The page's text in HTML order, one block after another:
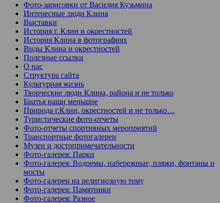
Фото-зарисовки от Василия Кузьмина
Интересные люди Клина
Выставки
История г. Клин и окрестностей
История Клина в фотографиях
Виды Клина и окрестностей
Полезные ссылки
О нас
Структура сайта
Культурная жизнь
Творческие люди Клина, района и не только
Братья наши меньшие
Природа г.Клин, окрестностей и не только…
Туристические фото-отчеты
Фото-отчеты спортивных мероприятий
Транспортные фотогалереи
Музеи и достопримечательности
Фото-галерея: Парки
Фото-галерея: Водоемы, набережные, пляжи, фонтаны и
мосты
Фото-галереи на религиозную тему
Фото-галерея: Памятники
Фото-галерея: Разное